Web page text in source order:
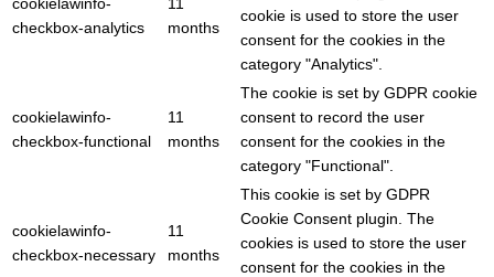
cookielawinfo-
checkbox-analytics
11
months
cookie is used to store the user
consent for the cookies in the
category "Analytics".
cookielawinfo-
checkbox-functional
11
months
The cookie is set by GDPR cookie
consent to record the user
consent for the cookies in the
category "Functional".
cookielawinfo-
checkbox-necessary
11
months
This cookie is set by GDPR
Cookie Consent plugin. The
cookies is used to store the user
consent for the cookies in the